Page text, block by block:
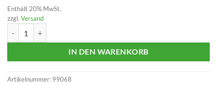
Enthält 20% MwSt.
zzgl. Versand
IN DEN WARENKORB
Artikelnummer: 99068